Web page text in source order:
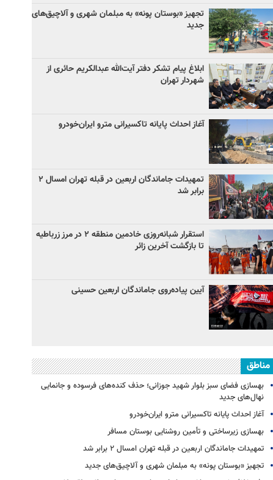
تجهیز «بوستان پونه» به مبلمان شهری و آلاچیق‌های
جدید
ابلاغ پیام تشکر دفتر آیت‌الله عبدالکریم حائری از
شهردار تهران
آغاز احداث پایانه تاکسیرانی مترو ایران‌خودرو
تمهیدات جاماندگان اربعین در قبله تهران امسال ۲
برابر شد
استقرار شبانه‌روزی خادمین منطقه ۲ در مرز زرباطیه
تا بازگشت آخرین زائر
آیین پیاده‌روی جاماندگان اربعین حسینی
مناطق
بهسازی فضای سبز بلوار شهید جوزانی؛ حذف کنده‌های فرسوده و جانمایی
نهال‌های جدید
آغاز احداث پایانه تاکسیرانی مترو ایران‌خودرو
بهسازی زیرساختی و تأمین روشنایی بوستان مسافر
تمهیدات جاماندگان اربعین در قبله تهران امسال ۲ برابر شد
تجهیز «بوستان پونه» به مبلمان شهری و آلاچیق‌های جدید